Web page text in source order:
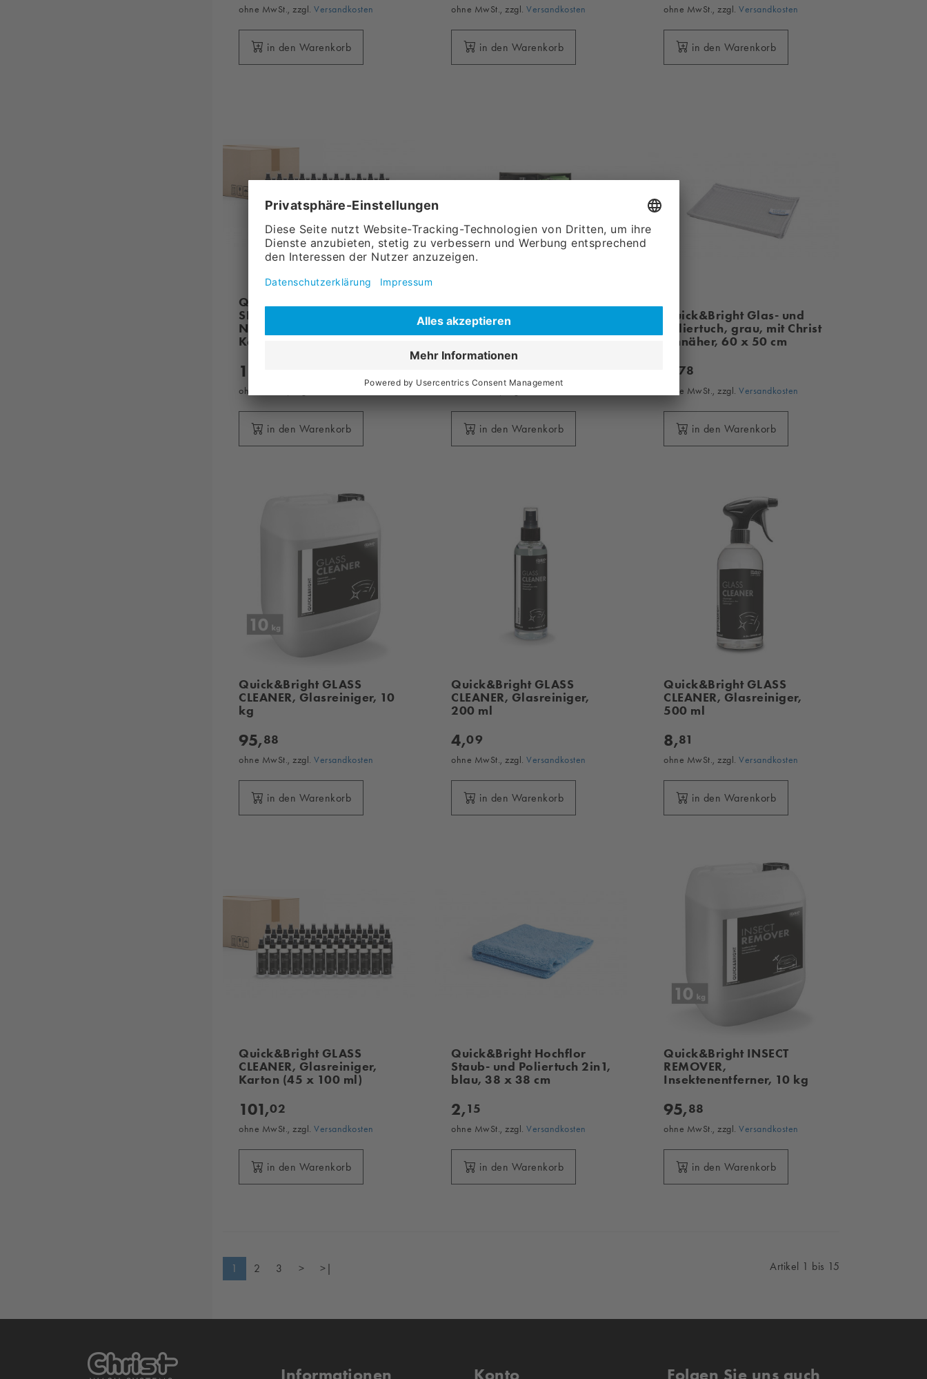
ohne MwSt., zzgl.Versandkosten
in den Warenkorb
ohne MwSt., zzgl.Versandkosten
in den Warenkorb
ohne MwSt., zzgl.Versandkosten
in den Warenkorb
Quick&Bright FINISH
SPRAY,
Nachbehandlungsreiniger,
Karton (45 x 100 ml)
114,
ohne MwSt., zzgl.
in den Warenkorb
Quick&Bright Geschenkset
Versandkosten
in den Warenkorb
Quick&Bright Glas- und
Poliertuch, grau, mit Christ
Einnäher, 60 x 50 cm
78
ohne MwSt., zzgl.Versandkosten
in den Warenkorb
Quick&Bright GLASS
CLEANER, Glasreiniger, 10
kg
95,88
ohne MwSt., zzgl.Versandkosten
in den Warenkorb
Quick&Bright GLASS
CLEANER, Glasreiniger,
200 ml
4,09
ohne MwSt., zzgl.Versandkosten
in den Warenkorb
Quick&Bright GLASS
CLEANER, Glasreiniger,
500 ml
8,81
ohne MwSt., zzgl.Versandkosten
in den Warenkorb
Quick&Bright GLASS
CLEANER, Glasreiniger,
Karton (45 x 100 ml)
101,02
ohne MwSt., zzgl.Versandkosten
in den Warenkorb
Quick&Bright Hochflor
Staub- und Poliertuch 2in1,
blau, 38 x 38 cm
2,15
ohne MwSt., zzgl.Versandkosten
in den Warenkorb
Quick&Bright INSECT
REMOVER,
Insektenentferner, 10 kg
95,88
ohne MwSt., zzgl.Versandkosten
in den Warenkorb
1 2 3 > >| Artikel 1 bis 15
Informationen Konto Folgen Sie uns auch